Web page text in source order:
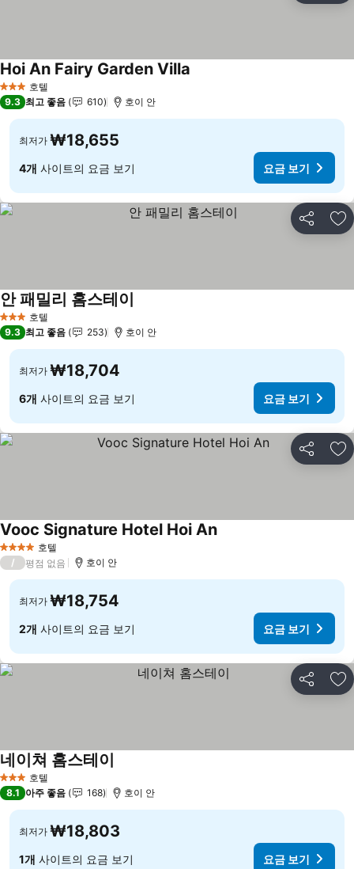
3 성급 호텔
Hoi An Fairy Garden Villa
9.3 최고 좋음 610 호이 안
최저가 ₩18,655
4개 사이트의 요금 보기 요금 보기
공유 즐
3 성급 호텔
안 패밀리 홈스테이
9.3 최고 좋음 253 호이 안
최저가 ₩18,704
6개 사이트의 요금 보기 요금 보기
공유 즐
4 성급 호텔
Vooc Signature Hotel Hoi An요금 보기
/ 평점 없음 호이 안
최저가 ₩18,754
2개 사이트의 요금 보기 요금 보기
공유 즐
3 성급 호텔
네이쳐 홈스테이
8.1 아주 좋음 168 호이 안
최저가 ₩18,803
1개 사이트의 요금 보기 요금 보기